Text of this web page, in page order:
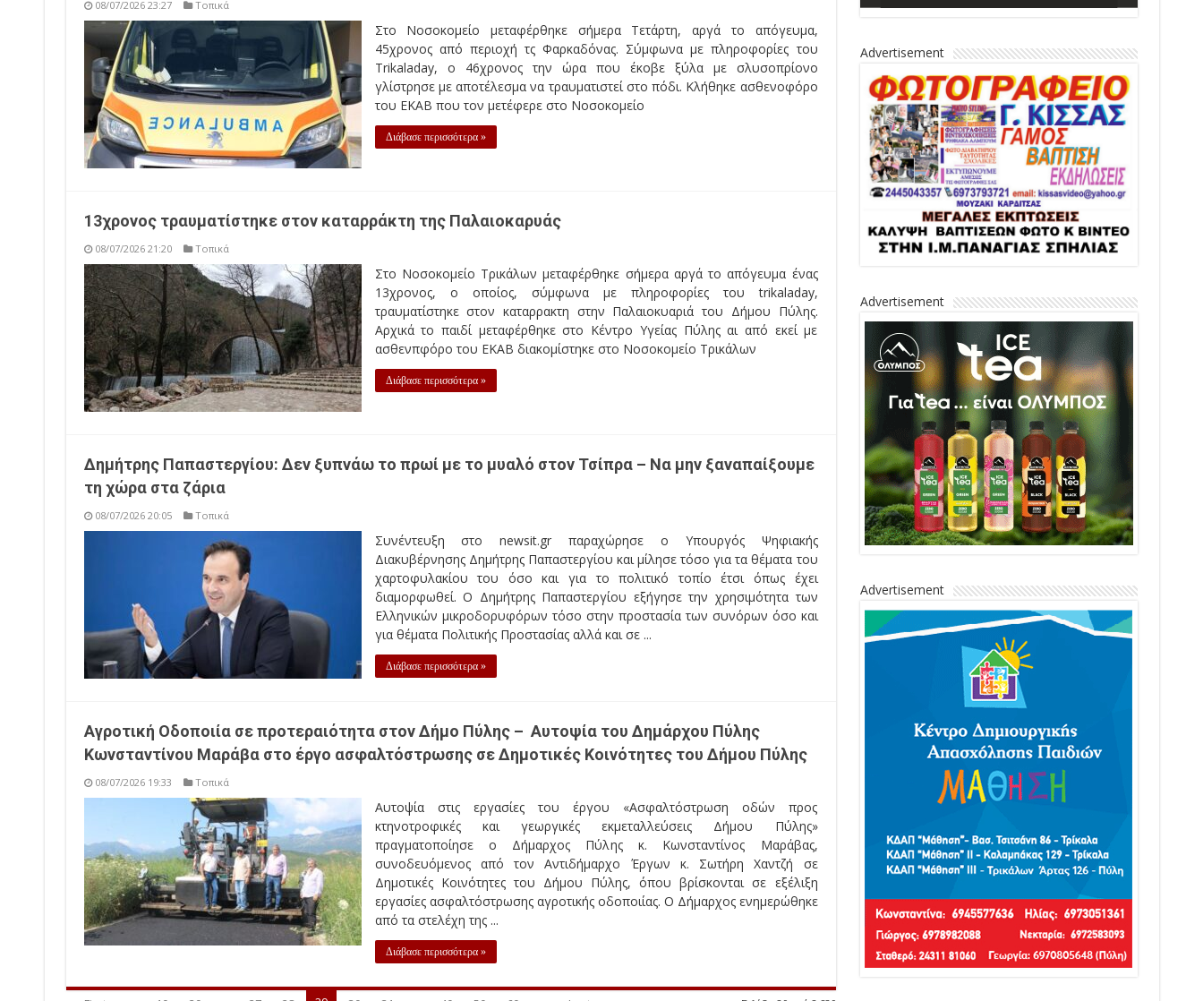
08/07/2026 23:27 Τοπικά
Στο Νοσοκομείο μεταφέρθηκε σήμερα Τετάρτη, αργά το απόγευμα,
45χρονος από περιοχή τς Φαρκαδόνας. Σύμφωνα με πληροφορίες του
Trikaladay, ο 46χρονος την ώρα που έκοβε ξύλα με σλυσοπρίονο
γλίστρησε με αποτέλεσμα να τραυματιστεί στο πόδι. Κλήθηκε ασθενοφόρο
του ΕΚΑΒ που τον μετέφερε στο Νοσοκομείο
Διάβασε περισσότερα »
13χρονος τραυματίστηκε στον καταρράκτη της Παλαιοκαρυάς
08/07/2026 21:20 Τοπικά
Στο Νοσοκομείο Τρικάλων μεταφέρθηκε σήμερα αργά το απόγευμα ένας
13χρονος, ο οποίος, σύμφωνα με πληροφορίες τoυ trikaladay,
τραυματίστηκε στον καταρρακτη στην Παλαιοκυαριά του Δήμου Πύλης.
Αρχικά το παιδί μεταφέρθηκε στο Κέντρο Υγείας Πύλης αι από εκεί με
ασθενπφόρο του ΕΚΑΒ διακομίστηκε στο Νοσοκομείο Τρικάλων
Διάβασε περισσότερα »
Δημήτρης Παπαστεργίου: Δεν ξυπνάω το πρωί με το μυαλό στον Τσίπρα – Να μην ξαναπαίξουμε
τη χώρα στα ζάρια
08/07/2026 20:05 Τοπικά
Συνέντευξη στο newsit.gr παραχώρησε ο Υπουργός Ψηφιακής
Διακυβέρνησης Δημήτρης Παπαστεργίου και μίλησε τόσο για τα θέματα του
χαρτοφυλακίου του όσο και για το πολιτικό τοπίο έτσι όπως έχει
διαμορφωθεί. Ο Δημήτρης Παπαστεργίου εξήγησε την χρησιμότητα των
Ελληνικών μικροδορυφόρων τόσο στην προστασία των συνόρων όσο και
για θέματα Πολιτικής Προστασίας αλλά και σε ...
Διάβασε περισσότερα »
Αγροτική Οδοποιία σε προτεραιότητα στον Δήμο Πύλης – Αυτοψία του Δημάρχου Πύλης
Κωνσταντίνου Μαράβα στο έργο ασφαλτόστρωσης σε Δημοτικές Κοινότητες του Δήμου Πύλης
08/07/2026 19:33 Τοπικά
Αυτοψία στις εργασίες του έργου «Ασφαλτόστρωση οδών προς
κτηνοτροφικές και γεωργικές εκμεταλλεύσεις Δήμου Πύλης»
πραγματοποίησε ο Δήμαρχος Πύλης κ. Κωνσταντίνος Μαράβας,
συνοδευόμενος από τον Αντιδήμαρχο Έργων κ. Σωτήρη Χαντζή σε
Δημοτικές Κοινότητες του Δήμου Πύλης, όπου βρίσκονται σε εξέλιξη
εργασίες ασφαλτόστρωσης αγροτικής οδοποιίας. Ο Δήμαρχος ενημερώθηκε
από τα στελέχη της ...
Διάβασε περισσότερα »
Advertisement
Advertisement
Advertisement